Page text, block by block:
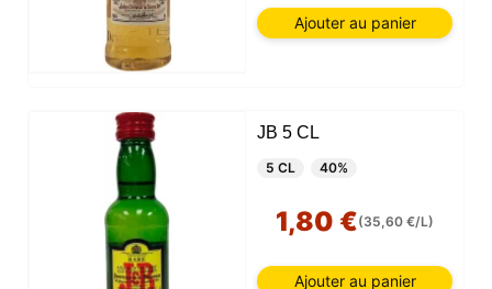
Ajouter au panier
JB 5 CL
5 CL 40%
1,80 €(35,60 €/L)
Ajouter au panier